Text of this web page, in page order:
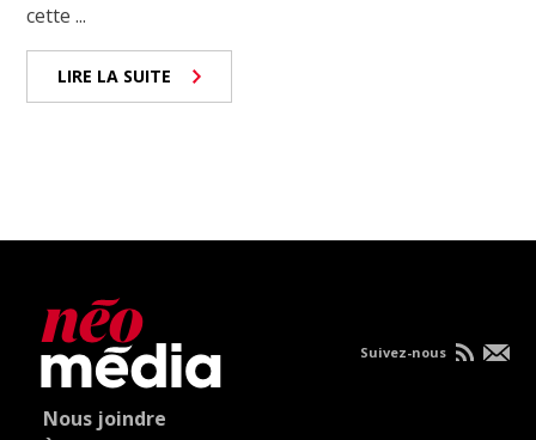
cette ...
LIRE LA SUITE
Nous joindre
Suivez-nous